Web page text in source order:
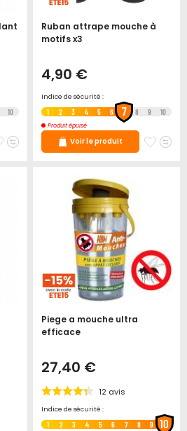
10
AjouterAjouter
Ruban attrape mouche à
motifs x3
4,90 €
Indice de sécurité :
1 2 3 4 5 6 7 8 9 10
Produit épuisé
Voir le produit
Piege a mouche ultra
efficace
27,40 €
12 avis
Indice de sécurité :
1 2 3 4 5 6 7 8 9 10